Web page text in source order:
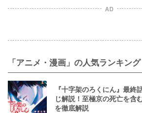
AD
「アニメ・漫画」の人気ランキング
『十字架のろくにん』最終
じ解説！至極京の死亡を含
を徹底解説